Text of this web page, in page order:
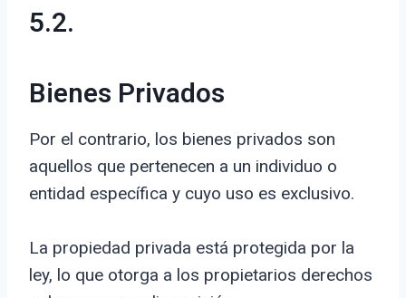
5.2.
Bienes Privados
Por el contrario, los bienes privados son
aquellos que pertenecen a un individuo o
entidad específica y cuyo uso es exclusivo.
La propiedad privada está protegida por la
ley, lo que otorga a los propietarios derechos